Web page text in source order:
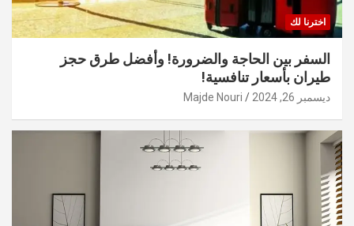
اخترنا لك
السفر بين الحاجة والضرورة! وأفضل طرق حجز
طيران بأسعار تنافسية!
ديسمبر 26, 2024 Majde Nouri